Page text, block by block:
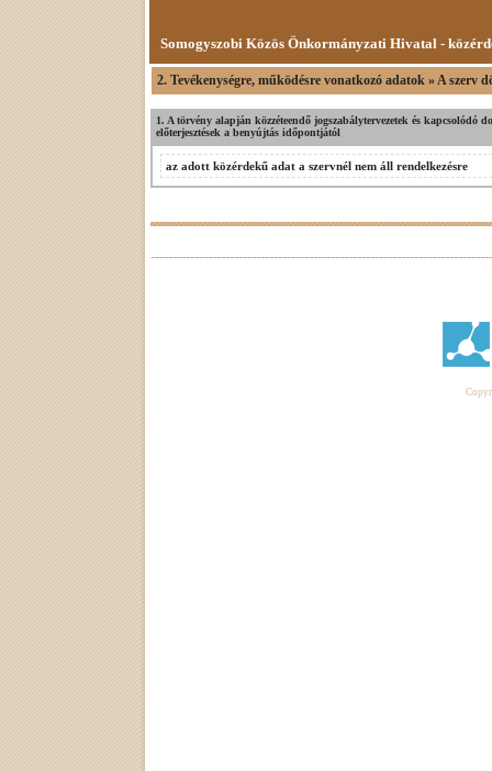
Somogyszobi Közös Önkormányzati Hivatal -
2. Tevékenységre, működésre vonatkozó adatok » A szerv
1. A törvény alapján közzéteendő jogszabálytervezetek és
előterjesztések a benyújtás időpontjától
az adott közérdekű adat a szervnél nem áll rendelkezésre